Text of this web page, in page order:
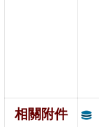
相關附件